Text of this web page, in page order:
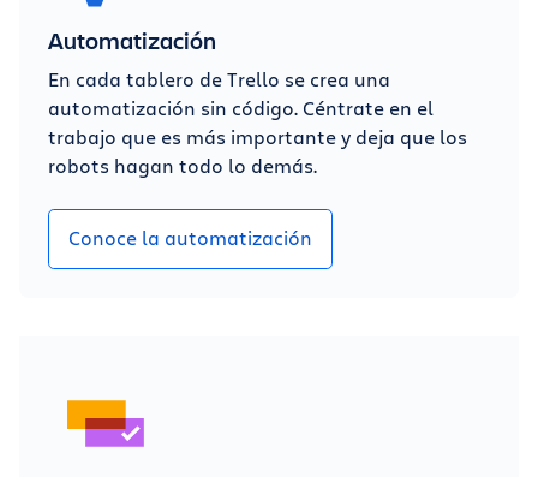
Automatización
En cada tablero de Trello se crea una
automatización sin código. Céntrate en el
trabajo que es más importante y deja que los
robots hagan todo lo demás.
Conoce la automatización